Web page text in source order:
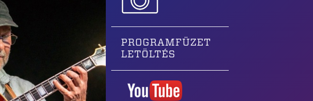
PROGRAMFÜZET
LETÖLTÉS